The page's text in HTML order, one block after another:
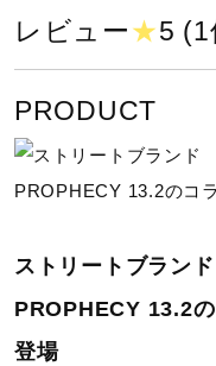
サポート
直営店一覧
取扱店一覧
サイズ
こちらのスニーカーは
ちたい方は、0.5cm～
01：ブラック×ライト
レビュー★5 (1
PRODUCT
ストリートブラン
PROPHECY 13.2
登場